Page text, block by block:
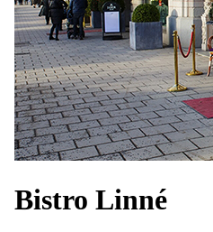
Bistro Linné